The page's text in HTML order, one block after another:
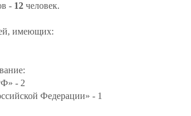
- 12 человек.
имеющих:
- 2
Федерации» - 1